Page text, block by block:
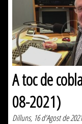
A toc de
08-2021)
Dilluns, 16 d'Agost de 2021